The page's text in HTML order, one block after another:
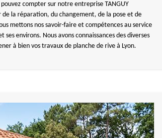
compter sur notre entreprise TANGUY
de la réparation, du changement, de la pose et de
mettons nos savoir-faire et compétences au service
ses environs. Nous avons connaissances des diverses
à bien vos travaux de planche de rive à Lyon.